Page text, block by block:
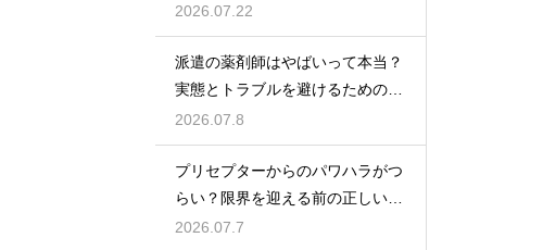
2026.07.22
派遣の薬剤師はやばいって本当？
実態とトラブルを避けるための働
き方を解説
2026.07.8
プリセプターからのパワハラがつ
らい？限界を迎える前の正しい対
処法
2026.07.7